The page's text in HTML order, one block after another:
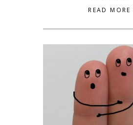
READ MORE